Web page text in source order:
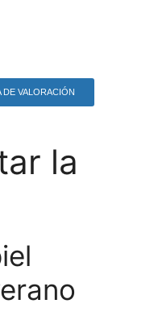
DE VALORACIÓN
la